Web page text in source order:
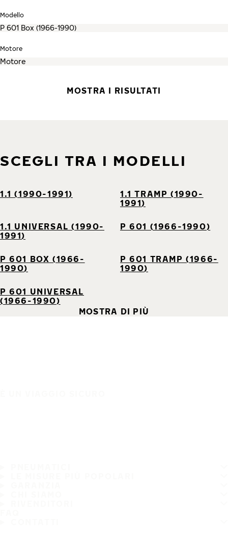
Modello
Motore
MOSTRA I RISULTATI
SCEGLI TRA I MODELLI
1.1 (1990-1991)
1.1 TRAMP (1990-
1991)
1.1 UNIVERSAL (1990-
1991)
P 601 (1966-1990)
P 601 BOX (1966-
1990)
P 601 TRAMP (1966-
1990)
P 601 UNIVERSAL
(1966-1990)
MOSTRA DI PIÙ